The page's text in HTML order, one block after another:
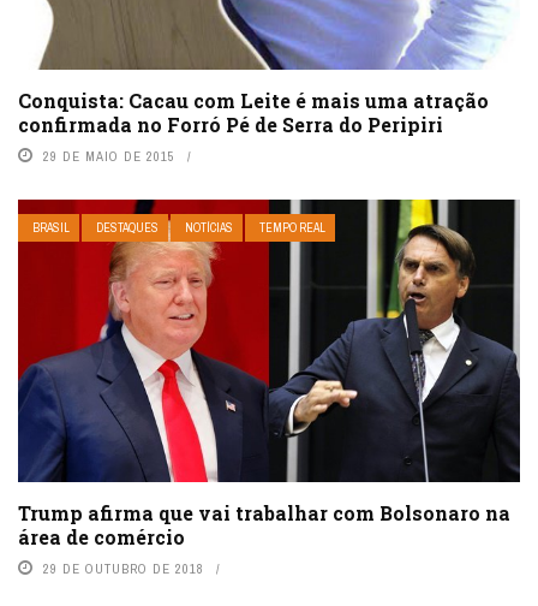
Conquista: Cacau com Leite é mais uma atração
confirmada no Forró Pé de Serra do Peripiri
29 DE MAIO DE 2015
BRASIL DESTAQUES NOTÍCIAS TEMPO REAL
Trump afirma que vai trabalhar com Bolsonaro na
área de comércio
29 DE OUTUBRO DE 2018